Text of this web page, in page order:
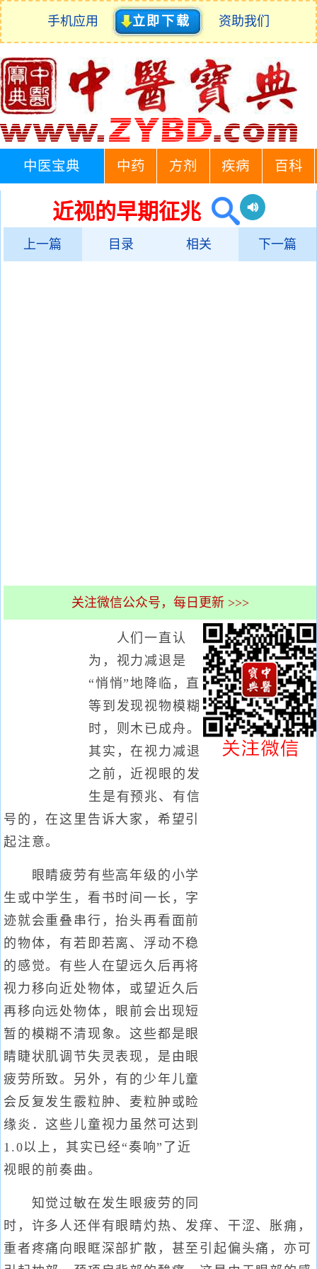
手机应用 立即下载 资助我们
中医宝典 中药 方剂 疾病 百科
近视的早期征兆
上一篇 目录 相关 下一篇
关注微信公众号，每日更新 >>>
人们一直认
为，视力减退是
“悄悄”地降临，直
等到发现视物模糊
时，则木已成舟。
其实，在视力减退
之前，近视眼的发
生是有预兆、有信
号的，在这里告诉大家，希望引
起注意。
眼睛疲劳有些高年级的小学
生或中学生，看书时间一长，字
迹就会重叠串行，抬头再看面前
的物体，有若即若离、浮动不稳
的感觉。有些人在望远久后再将
视力移向近处物体，或望近久后
再移向远处物体，眼前会出现短
暂的模糊不清现象。这些都是眼
睛睫状肌调节失灵表现，是由眼
疲劳所致。另外，有的少年儿童
会反复发生霰粒肿、麦粒肿或睑
缘炎．这些儿童视力虽然可达到
1.0以上，其实已经“奏响”了近
视眼的前奏曲。
知觉过敏在发生眼疲劳的同
时，许多人还伴有眼睛灼热、发痒、干涩、胀痈，
重者疼痛向眼眶深部扩散，甚至引起偏头痛，亦可